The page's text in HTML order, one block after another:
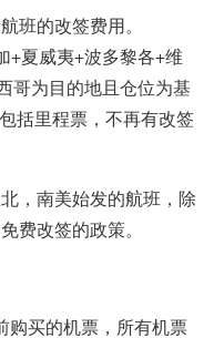
班的改签费用。
+夏威夷+波多黎各+维
哥为目的地且仓位为基
括里程票，不再有改签
，南美始发的航班，除
费改签的政策。
购买的机票，所有机票